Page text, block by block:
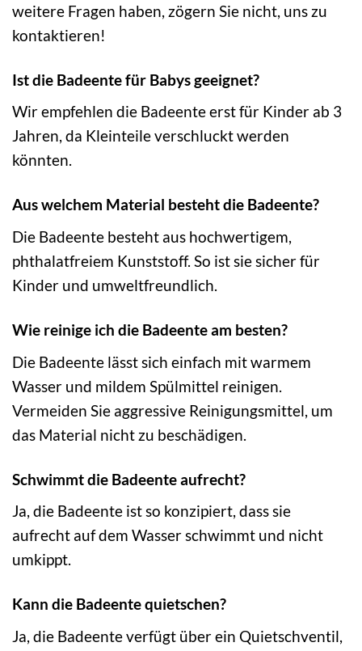
weitere Fragen haben, zögern Sie nicht, uns zu
kontaktieren!
Ist die Badeente für Babys geeignet?
Wir empfehlen die Badeente erst für Kinder ab 3
Jahren, da Kleinteile verschluckt werden
könnten.
Aus welchem Material besteht die Badeente?
Die Badeente besteht aus hochwertigem,
phthalatfreiem Kunststoff. So ist sie sicher für
Kinder und umweltfreundlich.
Wie reinige ich die Badeente am besten?
Die Badeente lässt sich einfach mit warmem
Wasser und mildem Spülmittel reinigen.
Vermeiden Sie aggressive Reinigungsmittel, um
das Material nicht zu beschädigen.
Schwimmt die Badeente aufrecht?
Ja, die Badeente ist so konzipiert, dass sie
aufrecht auf dem Wasser schwimmt und nicht
umkippt.
Kann die Badeente quietschen?
Ja, die Badeente verfügt über ein Quietschventil,